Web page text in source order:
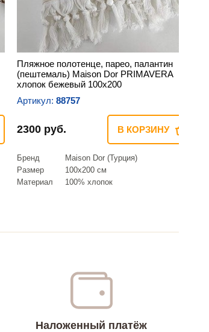
Пляжное полотенце, парео, палантин
(пештемаль) Maison Dor PRIMAVERA
хлопок бежевый 100х200
Артикул: 88757
2300 руб. В КОРЗИНУ
Бренд
Maison Dor (Турция)
Размер
100х200 см
Материал
100% хлопок
Наложенный платёж